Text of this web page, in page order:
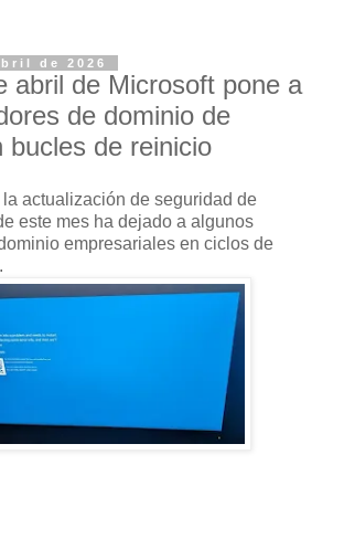
de 2026
abril de Microsoft pone a
de dominio de
bucles de reinicio
actualización de seguridad de
este mes ha dejado a algunos
empresariales en ciclos de